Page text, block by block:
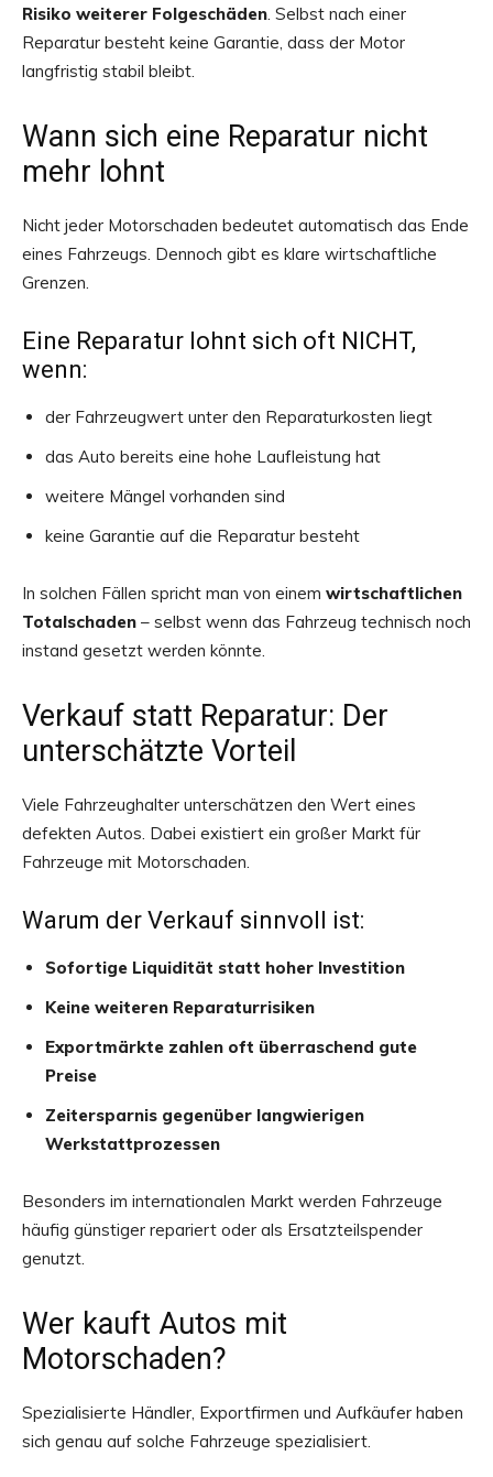
Risiko weiterer Folgeschäden. Selbst nach einer
Reparatur besteht keine Garantie, dass der Motor
langfristig stabil bleibt.
Wann sich eine Reparatur nicht
mehr lohnt
Nicht jeder Motorschaden bedeutet automatisch das Ende
eines Fahrzeugs. Dennoch gibt es klare wirtschaftliche
Grenzen.
Eine Reparatur lohnt sich oft NICHT,
wenn:
der Fahrzeugwert unter den Reparaturkosten liegt
das Auto bereits eine hohe Laufleistung hat
weitere Mängel vorhanden sind
keine Garantie auf die Reparatur besteht
In solchen Fällen spricht man von einem wirtschaftlichen
Totalschaden – selbst wenn das Fahrzeug technisch noch
instand gesetzt werden könnte.
Verkauf statt Reparatur: Der
unterschätzte Vorteil
Viele Fahrzeughalter unterschätzen den Wert eines
defekten Autos. Dabei existiert ein großer Markt für
Fahrzeuge mit Motorschaden.
Warum der Verkauf sinnvoll ist:
Sofortige Liquidität statt hoher Investition
Keine weiteren Reparaturrisiken
Exportmärkte zahlen oft überraschend gute
Preise
Zeitersparnis gegenüber langwierigen
Werkstattprozessen
Besonders im internationalen Markt werden Fahrzeuge
häufig günstiger repariert oder als Ersatzteilspender
genutzt.
Wer kauft Autos mit
Motorschaden?
Spezialisierte Händler, Exportfirmen und Aufkäufer haben
sich genau auf solche Fahrzeuge spezialisiert.